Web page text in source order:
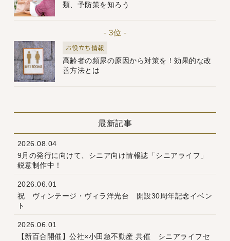
類、予防策を知ろう
- 3位 -
お役立ち情報
高齢者の頻尿の原因から対策を！効果的な改
善方法とは
最新記事
2026.08.04
9月の発行に向けて、シニア向け情報誌「シニアライフ」
鋭意制作中！
2026.06.01
祝 ヴィンテージ・ヴィラ洋光台 開設30周年記念イベン
ト
2026.06.01
【新百合開催】公社×小田急不動産 共催 シニアライフセ